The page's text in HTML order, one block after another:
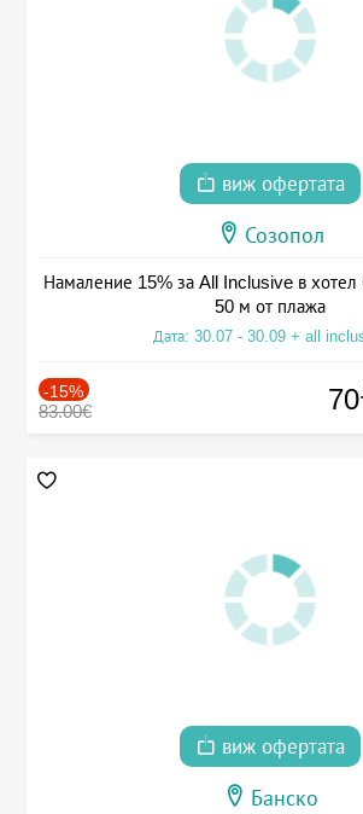
виж офертата
Созопол
Намаление 15% за All Inclusive в хотел
50 м от плажа
Дата: 30.07 - 30.09 + all
-15%
83.00€ 70
виж офертата
Банско